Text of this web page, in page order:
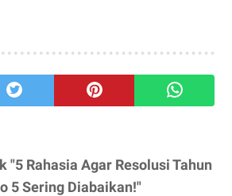
"5 Rahasia Agar Resolusi Tahun
5 Sering Diabaikan!"